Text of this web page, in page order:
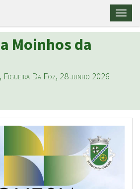
Moinhos da
Figueira Da Foz, 28 junho 2026